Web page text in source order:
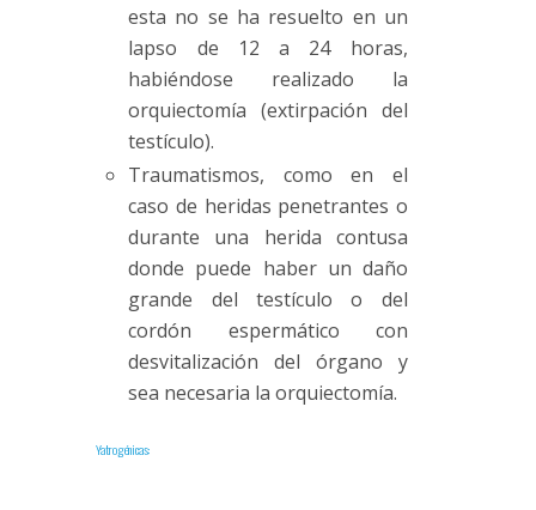
esta no se ha resuelto en un
lapso de 12 a 24 horas,
habiéndose realizado la
orquiectomía (extirpación del
testículo).
Traumatismos, como en el
caso de heridas penetrantes o
durante una herida contusa
donde puede haber un daño
grande del testículo o del
cordón espermático con
desvitalización del órgano y
sea necesaria la orquiectomía.
Yatrogénicas: